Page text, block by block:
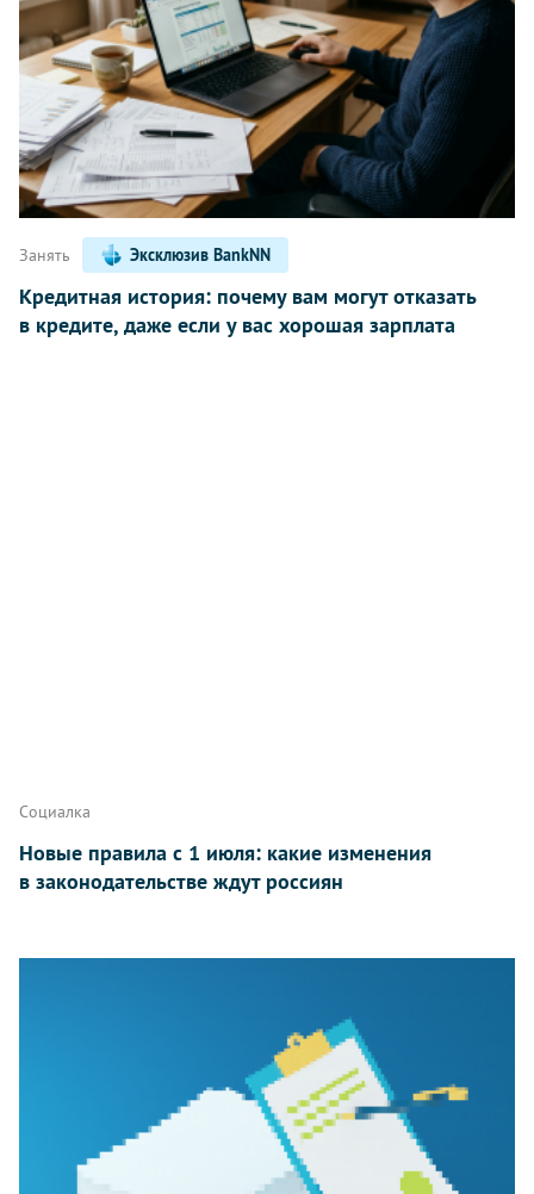
Занять Эксклюзив BankNN
Кредитная история: почему вам могут отказать
в кредите, даже если у вас хорошая зарплата
Социалка
Новые правила с 1 июля: какие изменения
в законодательстве ждут россиян